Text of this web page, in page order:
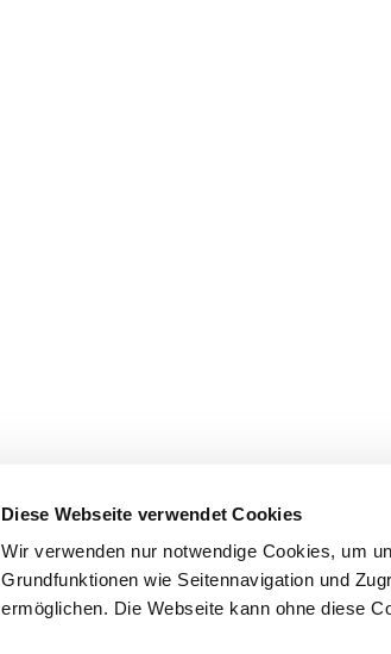
Diese Webseite verwendet Cookies
Wir verwenden nur notwendige Cookies, um
Grundfunktionen wie Seitennavigation und
ermöglichen. Die Webseite kann ohne diese